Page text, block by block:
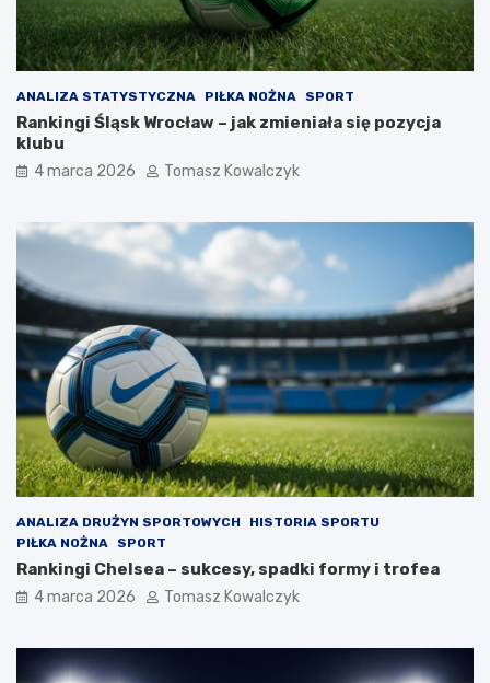
ANALIZA STATYSTYCZNA PIŁKA NOŻNA SPORT
Rankingi Śląsk Wrocław – jak zmieniała się pozycja
klubu
4 marca 2026 Tomasz Kowalczyk
ANALIZA DRUŻYN SPORTOWYCH
HISTORIA SPORTU
PIŁKA NOŻNA
SPORT
Rankingi Chelsea – sukcesy, spadki formy i trofea
4 marca 2026 Tomasz Kowalczyk